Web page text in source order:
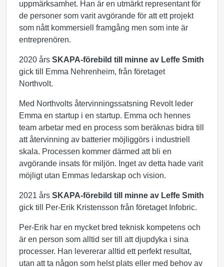
uppmärksamhet. Han är en utmärkt representant för
de personer som varit avgörande för att ett projekt
som nått kommersiell framgång men som inte är
entreprenören.
2020 års SKAPA-förebild till minne av Leffe Smith
gick till Emma Nehrenheim, från företaget
Northvolt.
Med Northvolts återvinningssatsning Revolt leder
Emma en startup i en startup. Emma och hennes
team arbetar med en process som beräknas bidra till
att återvinning av batterier möjliggörs i industriell
skala. Processen kommer därmed att bli en
avgörande insats för miljön. Inget av detta hade varit
möjligt utan Emmas ledarskap och vision.
2021 års SKAPA-förebild till minne av Leffe Smith
gick till Per-Erik Kristensson från företaget Infobric.
Per-Erik har en mycket bred teknisk kompetens och
är en person som alltid ser till att djupdyka i sina
processer. Han levererar alltid ett perfekt resultat,
utan att ta någon som helst plats eller med behov av